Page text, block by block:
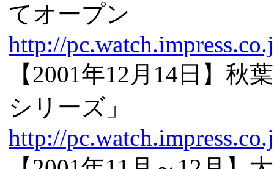
てオープン
http://
【2001年12月14日】秋
シリーズ」
http://